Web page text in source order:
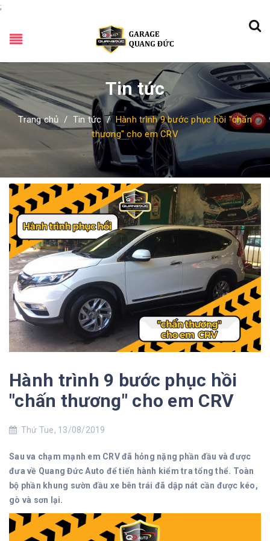
;
Tin tức
Trang chủ / Tin tức / Hành trình 9 bước phục hồi "chấn
thương" cho em CRV
Hành trình 9 bước phục hồi
"chấn thương" cho em CRV
Thứ Tue, 13/08/2019
Sau va chạm mạnh em CRV đã hỏng nặng phần đầu và được
đưa về Quang Đức Auto để tiến hành kiểm tra tổng thể. Toàn
bộ phần khung sườn đầu xe bên trái đã dập nát cần được kéo,
gò và sơn lại.